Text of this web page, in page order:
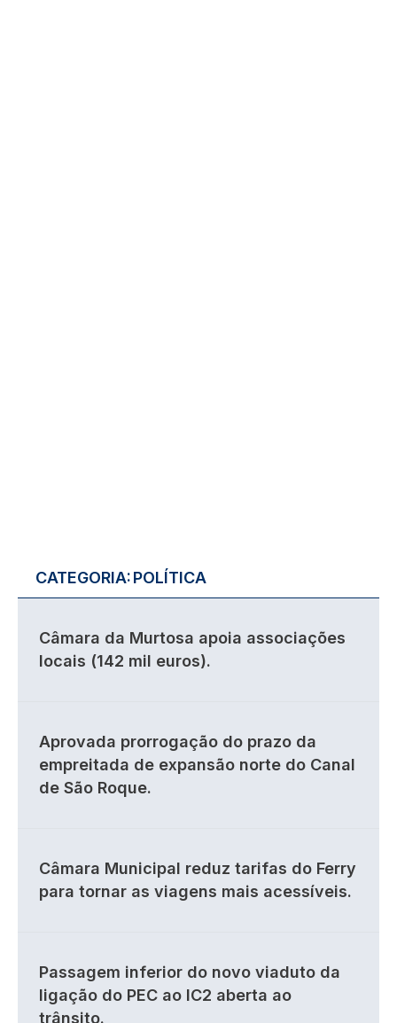
CATEGORIA:POLÍTICA
Câmara da Murtosa apoia associações
locais (142 mil euros).
Aprovada prorrogação do prazo da
empreitada de expansão norte do Canal
de São Roque.
Câmara Municipal reduz tarifas do Ferry
para tornar as viagens mais acessíveis.
Passagem inferior do novo viaduto da
ligação do PEC ao IC2 aberta ao
trânsito.